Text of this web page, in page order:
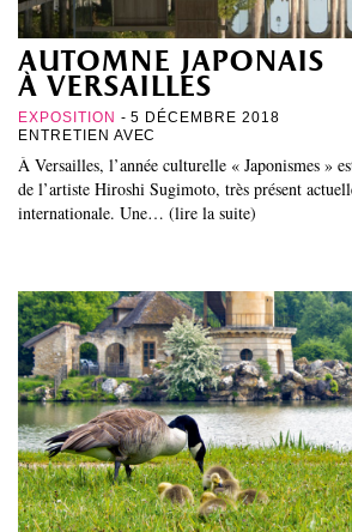
automne japonais
à versailles
EXPOSITION - 5 DÉCEMBRE 2018
ENTRETIEN AVEC
À Versailles, l’année culturelle « Japonismes »
de l’artiste Hiroshi Sugimoto, très présent
internationale. Une… (lire la suite)